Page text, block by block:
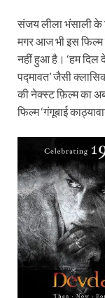
संजय लीला भंसाली के
मगर आज भी इस फिल्म
नहीं हुआ है। ‘हम दिल
पद्मावत’ जैसी
की नेक्स्ट फ़िल्म का
फिल्म ‘गंगूबाई